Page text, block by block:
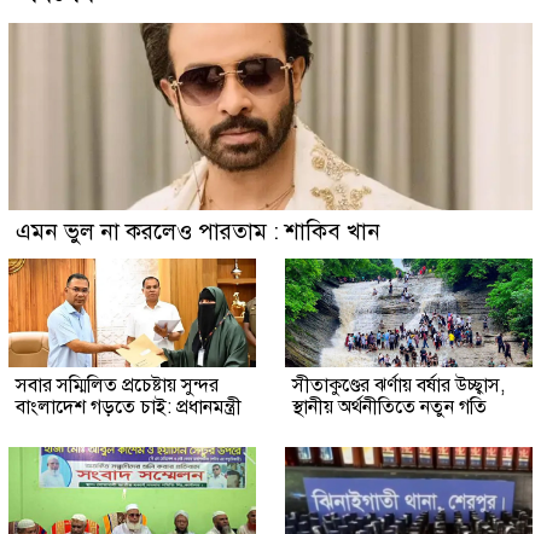
এমন ভুল না করলেও পারতাম : শাকিব খান
সবার সম্মিলিত প্রচেষ্টায় সুন্দর
বাংলাদেশ গড়তে চাই: প্রধানমন্ত্রী
সীতাকুণ্ডের ঝর্ণায় বর্ষার উচ্ছ্বাস,
স্থানীয় অর্থনীতিতে নতুন গতি